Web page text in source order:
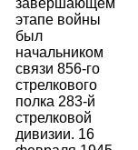
завершающем
этапе войны
был
начальником
связи 856-го
стрелкового
полка 283-й
стрелковой
дивизии. 16